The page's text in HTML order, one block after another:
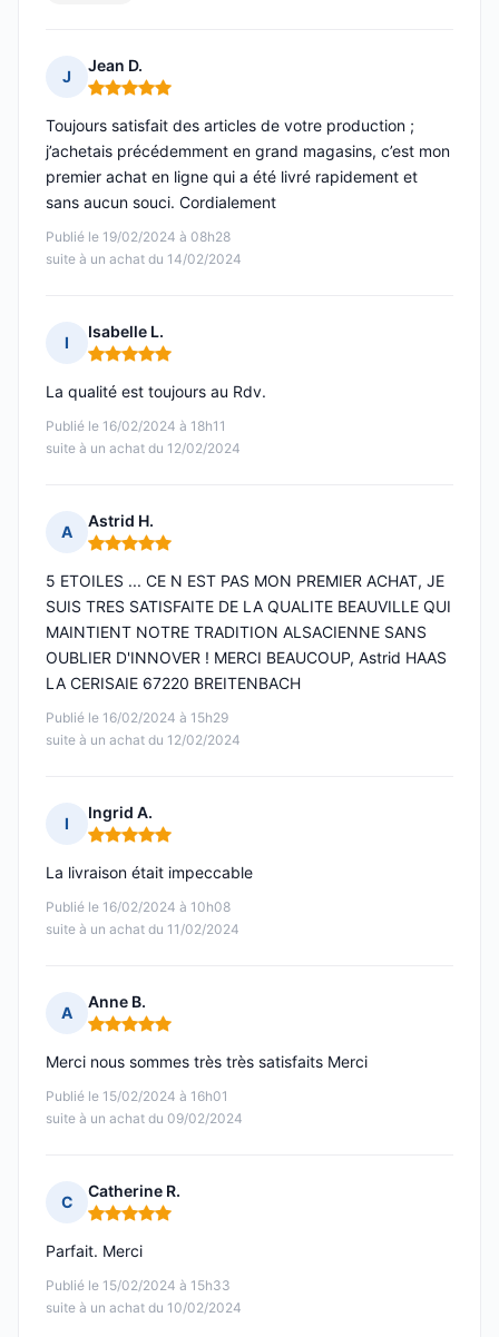
J
Jean D.
Note : 5 sur 5
Publié le 19/02/2024 à 08h28
suite à un achat du 14/02/2024
Toujours satisfait des articles de votre production ;
j’achetais précédemment en grand magasins, c’est mon
premier achat en ligne qui a été livré rapidement et
sans aucun souci. Cordialement
I
Isabelle L.
Note : 5 sur 5
Publié le 16/02/2024 à 18h11
suite à un achat du 12/02/2024
La qualité est toujours au Rdv.
A
Astrid H.
Note : 5 sur 5
Publié le 16/02/2024 à 15h29
suite à un achat du 12/02/2024
5 ETOILES ... CE N EST PAS MON PREMIER ACHAT, JE
SUIS TRES SATISFAITE DE LA QUALITE BEAUVILLE QUI
MAINTIENT NOTRE TRADITION ALSACIENNE SANS
OUBLIER D'INNOVER ! MERCI BEAUCOUP, Astrid HAAS
LA CERISAIE 67220 BREITENBACH
I
Ingrid A.
Note : 5 sur 5
Publié le 16/02/2024 à 10h08
suite à un achat du 11/02/2024
La livraison était impeccable
A
Anne B.
Note : 5 sur 5
Publié le 15/02/2024 à 16h01
suite à un achat du 09/02/2024
Merci nous sommes très très satisfaits Merci
C
Catherine R.
Note : 5 sur 5
Publié le 15/02/2024 à 15h33
suite à un achat du 10/02/2024
Parfait. Merci